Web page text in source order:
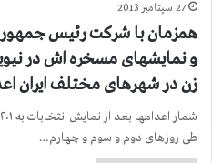
27 سپتامبر 2013
همزمان با شرکت رئیس
زن در شهرهای مختلف ایران
طی روزهای دوم و سوم و چهارم…